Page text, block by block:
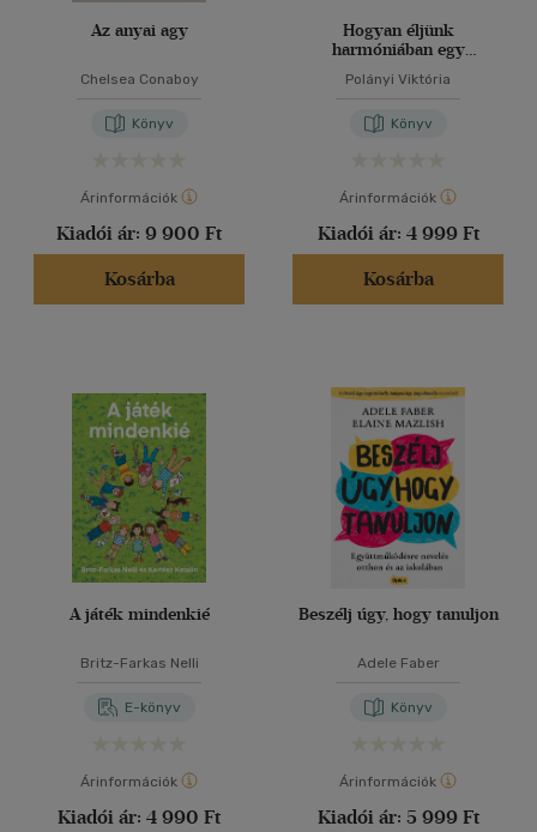
Az anyai agy
Chelsea Conaboy
Könyv
Árinformációk
Kiadói ár: 9 900 Ft
Kosárba
Hogyan éljünk
harmóniában egy
Polányi Viktória
Könyv
Árinformációk
Kiadói ár: 4 999 Ft
Kosárba
A játék mindenkié
Britz-Farkas Nelli
E-könyv
Árinformációk
Kiadói ár: 4 990 Ft
Beszélj úgy, hogy tanuljon
Adele Faber
Könyv
Árinformációk
Kiadói ár: 5 999 Ft